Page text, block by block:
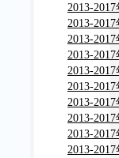
析与行业
2013-
析与行业
2013-
析与行业
2013-
析与行业
2013-
画用笔市
告
2013-
分析与行
2013-
析与行业
2013-
分析与行
2013-
分析与行
2013-
分析与行
2013-